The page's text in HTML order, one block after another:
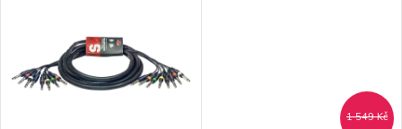
ů
t
1 549 Kč